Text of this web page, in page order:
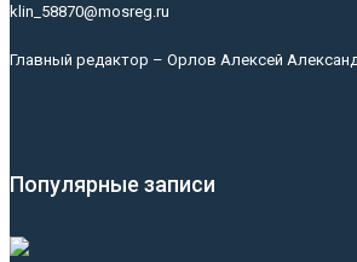
klin_58870@mosreg.ru
Главный редактор – Орлов Алексей
Популярные записи